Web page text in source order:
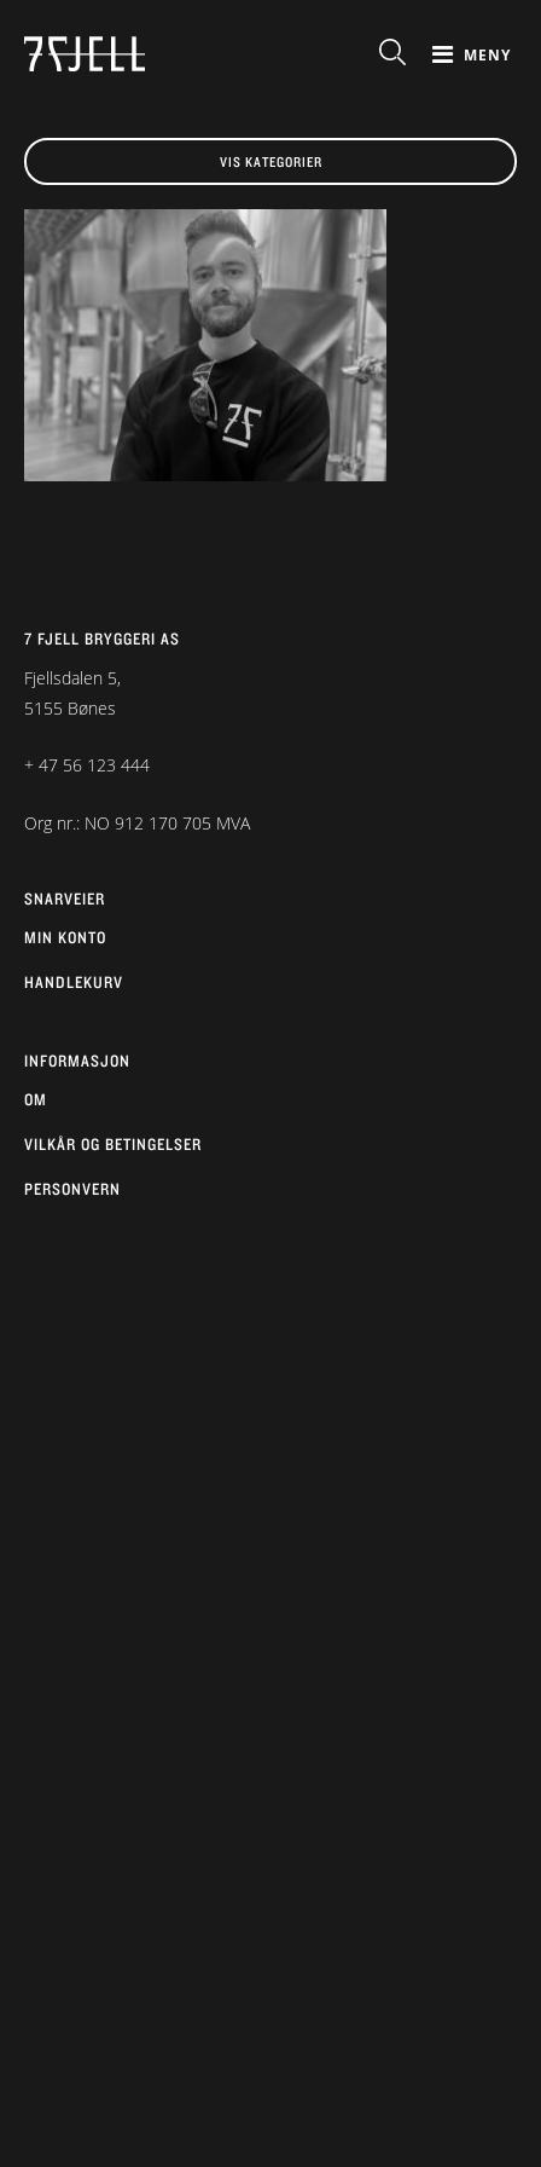
MENY
VIS KATEGORIER
7 FJELL BRYGGERI AS
Fjellsdalen 5,
5155 Bønes
+ 47 56 123 444
Org nr.: NO 912 170 705 MVA
SNARVEIER
MIN KONTO
HANDLEKURV
INFORMASJON
OM
VILKÅR OG BETINGELSER
PERSONVERN